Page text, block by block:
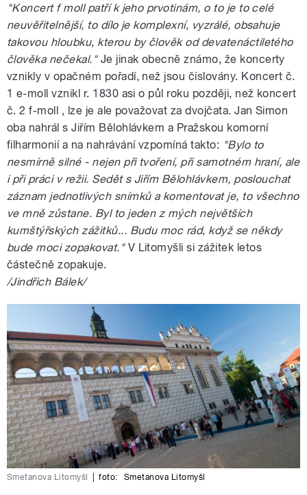
"Koncert f moll patří k jeho prvotinám, o to je to celé
neuvěřitelnější, to dílo je komplexní, vyzrálé, obsahuje
takovou hloubku, kterou by člověk od devatenáctiletého
člověka nečekal."Je jinak obecně známo, že koncerty
vznikly v opačném pořadí, než jsou číslovány. Koncert č.
1 e-moll vznikl r. 1830 asi o půl roku později, než koncert
č. 2 f-moll , lze je ale považovat za dvojčata. Jan Simon
oba nahrál s Jiřím Bělohlávkem a Pražskou komorní
filharmonií a na nahrávání vzpomíná takto: "Bylo to
nesmírně silné - nejen při tvoření, při samotném hraní, ale
i při práci v režii. Sedět s Jiřím Bělohlávkem, poslouchat
záznam jednotlivých snímků a komentovat je, to všechno
ve mně zůstane. Byl to jeden z mých největších
kumštýřských zážitků... Budu moc rád, když se někdy
bude moci zopakovat."V Litomyšli si zážitek letos
částečně zopakuje.
/Jindřich Bálek/
Smetanova Litomyšl foto: Smetanova Litomyšl